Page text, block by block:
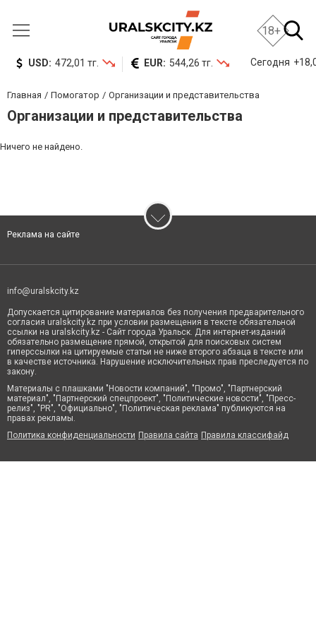
18+
USD: 472,01 тг. EUR: 544,26 тг. Сегодня
Главная Помогатор Организации и представительства
Организации и представительства
Ничего не найдено.
Реклама на сайте
info@uralskcity.kz
Допускается цитирование материалов без получения предварительного
согласия uralskcity.kz при условии размещения в тексте обязательной
ссылки на uralskcity.kz - Сайт города Уральск. Для интернет-изданий
обязательно размещение прямой, открытой для поисковых систем
гиперссылки на цитируемые статьи не ниже второго абзаца в тексте или
в качестве источника. Нарушение исключительных прав преследуется по
закону.
Материалы с плашками "Новости компаний", "Промо", "Партнерский
материал", "Партнерский спецпроект", "Политические новости", "Пресс-
релиз", "PR", "Официально", "Политическая реклама" публикуются на
правах рекламы.
Политика конфиденциальности Правила сайта Правила классифайд